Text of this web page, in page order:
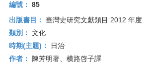
編號： 85
出版書目： 臺灣史研究文獻類目 2012 年度
類別： 文化
時期(主題)：
日治
作者：
陳芳明著、横路啓子譯